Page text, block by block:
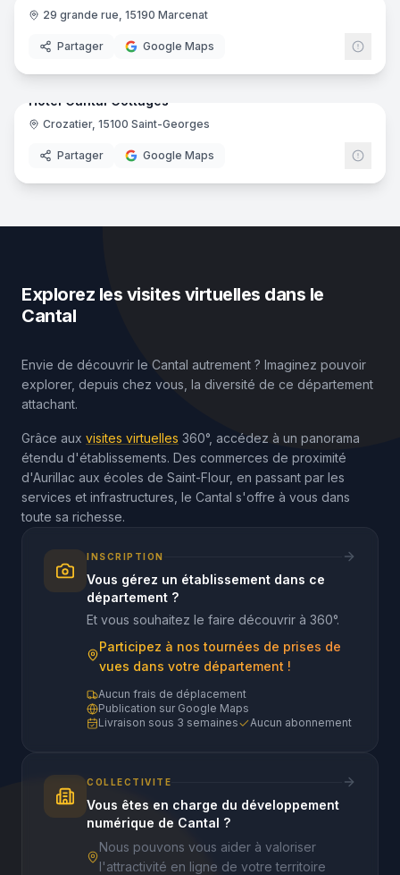
Pharmacie
29 grande rue, 15190 Marcenat
Partager Google Maps
Hôtel
17
Hôtel Cantal Cottages
Crozatier, 15100 Saint-Georges
Partager Google Maps
Explorez les visites virtuelles dans le
Cantal
Envie de découvrir le Cantal autrement ? Imaginez pouvoir
explorer, depuis chez vous, la diversité de ce département
attachant.
Grâce aux visites virtuelles 360°, accédez à un panorama
étendu d'établissements. Des commerces de proximité
d'Aurillac aux écoles de Saint-Flour, en passant par les
services et infrastructures, le Cantal s'offre à vous dans
toute sa richesse.
INSCRIPTION
Vous gérez un établissement dans ce
département ?
Et vous souhaitez le faire découvrir à 360°.
Participez à nos tournées de prises de
vues dans votre département !
Aucun frais de déplacement
Publication sur Google Maps
Livraison sous 3 semaines
Aucun abonnement
COLLECTIVITE
Vous êtes en charge du développement
numérique de Cantal ?
Nous pouvons vous aider à valoriser
l'attractivité en ligne de votre territoire